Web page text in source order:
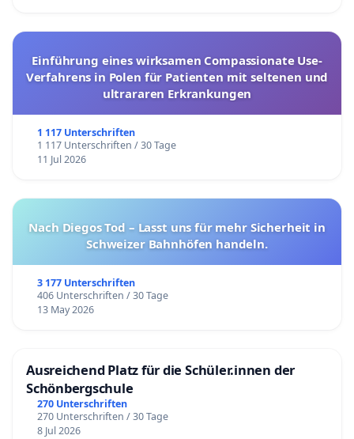
Einführung eines wirksamen Compassionate Use-
Verfahrens in Polen für Patienten mit seltenen und
ultrararen Erkrankungen
1 117 Unterschriften
1 117 Unterschriften / 30 Tage
11 Jul 2026
Nach Diegos Tod – Lasst uns für mehr Sicherheit in
Schweizer Bahnhöfen handeln.
3 177 Unterschriften
406 Unterschriften / 30 Tage
13 May 2026
Ausreichend Platz für die Schüler.innen der
Schönbergschule
270 Unterschriften
270 Unterschriften / 30 Tage
8 Jul 2026